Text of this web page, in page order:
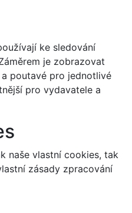
ke sledování
je zobrazovat
poutavé pro jednotlivé
pro vydavatele a
naše vlastní cookies, tak
zásady zpracování